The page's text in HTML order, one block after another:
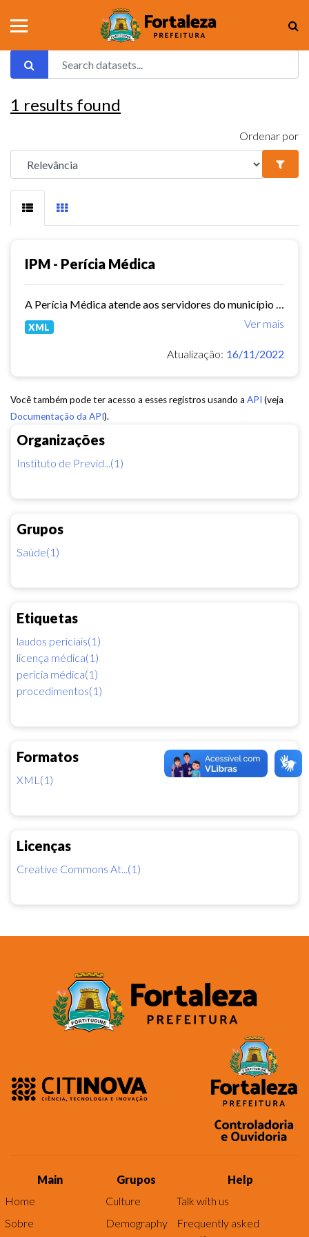
Organizações
Instituto de Previd...(1)
Grupos
Saúde(1)
Etiquetas
laudos periciais(1)
licença médica(1)
perícia médica(1)
procedimentos(1)
Formatos
XML(1)
Licenças
Creative Commons At...(1)
1 results found
Ordenar por
IPM - Perícia Médica
Ver mais
XML
Atualização: 16/11/2022
Você também pode ter acesso a esses registros usando a API (veja
Documentação da API).
Main
Home
Sobre
Grupos
Culture
Demography
Help
Talk with us
Frequently asked